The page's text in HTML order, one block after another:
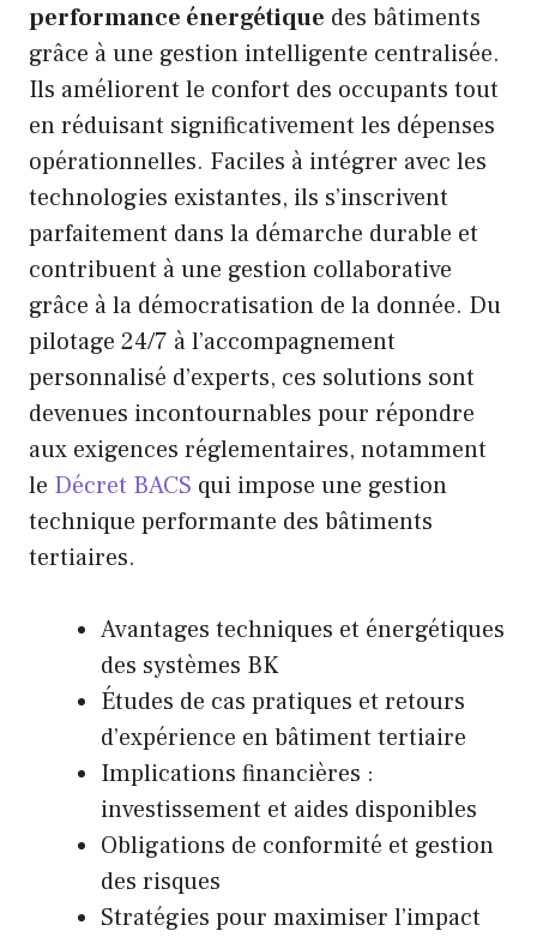
performance énergétique des bâtiments
grâce à une gestion intelligente centralisée.
Ils améliorent le confort des occupants tout
en réduisant significativement les dépenses
opérationnelles. Faciles à intégrer avec les
technologies existantes, ils s’inscrivent
parfaitement dans la démarche durable et
contribuent à une gestion collaborative
grâce à la démocratisation de la donnée. Du
pilotage 24/7 à l’accompagnement
personnalisé d’experts, ces solutions sont
devenues incontournables pour répondre
aux exigences réglementaires, notamment
le Décret BACS qui impose une gestion
technique performante des bâtiments
tertiaires.
Avantages techniques et énergétiques
des systèmes BK
Études de cas pratiques et retours
d’expérience en bâtiment tertiaire
Implications financières :
investissement et aides disponibles
Obligations de conformité et gestion
des risques
Stratégies pour maximiser l’impact